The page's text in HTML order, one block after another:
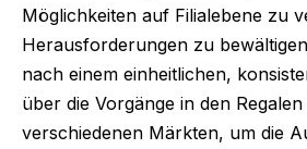
Möglichkeiten auf Filialebene zu
Herausforderungen zu
nach einem einheitlichen,
über die Vorgänge in den
verschiedenen Märkten, um die